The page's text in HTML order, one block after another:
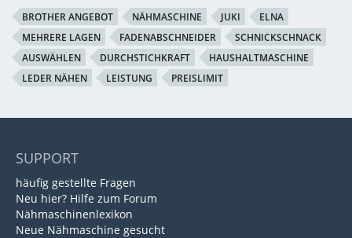
BROTHER ANGEBOT NÄHMASCHINE JUKI
ELNA
MEHRERE LAGEN
FADENABSCHNEIDER
SCHNICKSCHNACK
AUSWÄHLEN
DURCHSTICHKRAFT
HAUSHALTMASCHINE
LEDER NÄHEN
LEISTUNG PREISLIMIT
SUPPORT
häufig gestellte Fragen
Neu hier? Hilfe zum Forum
Nähmaschinenlexikon
Neue Nähmaschine gesucht